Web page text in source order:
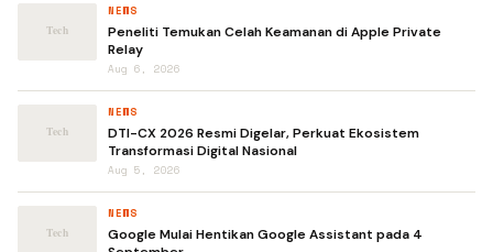
NEWS
Peneliti Temukan Celah Keamanan di Apple Private
Relay
Aug 6, 2026
NEWS
DTI-CX 2026 Resmi Digelar, Perkuat Ekosistem
Transformasi Digital Nasional
Aug 5, 2026
NEWS
Google Mulai Hentikan Google Assistant pada 4